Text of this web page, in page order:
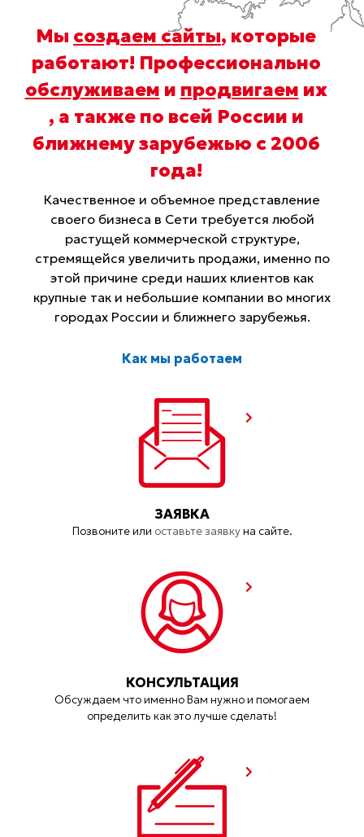
Мы создаем сайты, которые
работают! Профессионально
обслуживаем и продвигаем их
, а также по всей России и
ближнему зарубежью с 2006
года!
Качественное и объемное представление
своего бизнеса в Сети требуется любой
растущей коммерческой структуре,
стремящейся увеличить продажи, именно по
этой причине среди наших клиентов как
крупные так и небольшие компании во многих
городах России и ближнего зарубежья.
Как мы работаем
ЗАЯВКА
Позвоните или оставьте заявкуна сайте.
КОНСУЛЬТАЦИЯ
Обсуждаем что именно Вам нужно и помогаем
определить как это лучше сделать!